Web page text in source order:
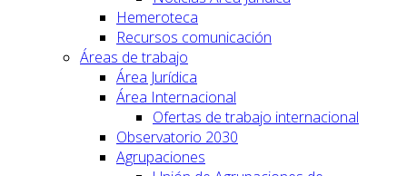
Hemeroteca
Recursos comunicación
Áreas de trabajo
Área Jurídica
Área Internacional
Ofertas de trabajo internacional
Observatorio 2030
Agrupaciones